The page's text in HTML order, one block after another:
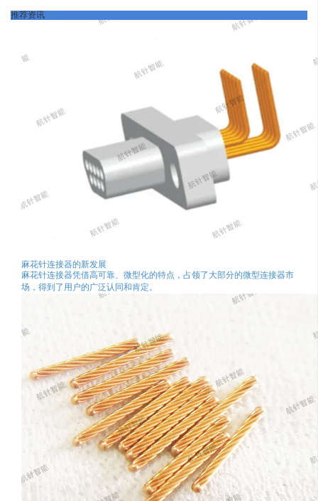
推荐资讯
麻花针连接器的新发展
麻花针连接器凭借高可靠、微型化的特点，占领了大部分的微型连接器市
场，得到了用户的广泛认同和肯定。